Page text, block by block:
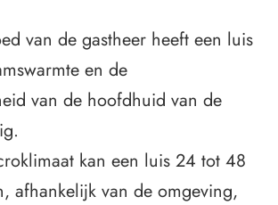
van de gastheer heeft een luis
en de
van de hoofdhuid van de
kan een luis 24 tot 48
afhankelijk van de omgeving,